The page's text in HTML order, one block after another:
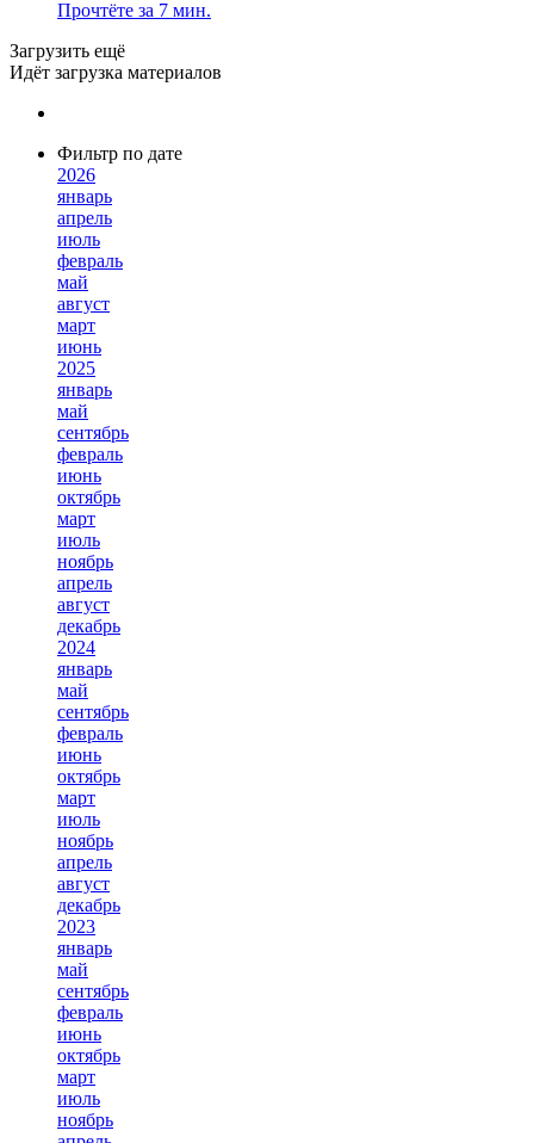
Прочтёте за 7 мин.
Загрузить ещё
Идёт загрузка материалов
Фильтр по дате
2026
январь
апрель
июль
февраль
май
август
март
июнь
2025
январь
май
сентябрь
февраль
июнь
октябрь
март
июль
ноябрь
апрель
август
декабрь
2024
январь
май
сентябрь
февраль
июнь
октябрь
март
июль
ноябрь
апрель
август
декабрь
2023
январь
май
сентябрь
февраль
июнь
октябрь
март
июль
ноябрь